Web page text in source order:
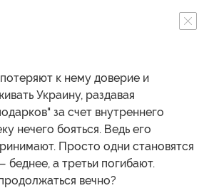
к нему доверие и
Украину, раздавая
за счет внутреннего
нечего бояться. Ведь его
Просто одни становятся
беднее, а третьи погибают.
вечно?